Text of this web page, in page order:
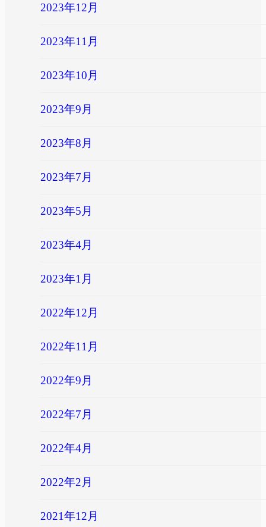
2023年12月
2023年11月
2023年10月
2023年9月
2023年8月
2023年7月
2023年5月
2023年4月
2023年1月
2022年12月
2022年11月
2022年9月
2022年7月
2022年4月
2022年2月
2021年12月